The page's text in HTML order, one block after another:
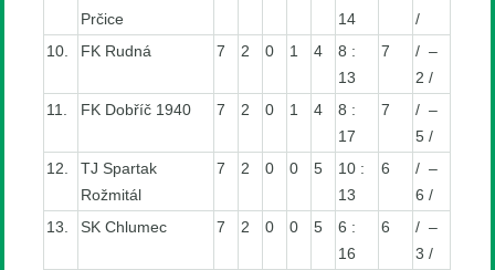
Prčice
14
/
10.
FK Rudná 7 2 0 1 4
8 :
13
7
/ –
2 /
11.
FK Dobříč 1940 7 2 0 1 4
8 :
17
7
/ –
5 /
12.
TJ Spartak
Rožmitál
7 2 0 0 5
10 :
13
6
/ –
6 /
13.
SK Chlumec 7 2 0 0 5
6 :
16
6
/ –
3 /